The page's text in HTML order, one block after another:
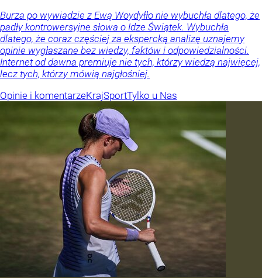
Burza po wywiadzie z Ewą Woydyłło nie wybuchła dlatego, że
padły kontrowersyjne słowa o Idze Świątek. Wybuchła
dlatego, że coraz częściej za ekspercką analizę uznajemy
opinie wygłaszane bez wiedzy, faktów i odpowiedzialności.
Internet od dawna premiuje nie tych, którzy wiedzą najwięcej,
lecz tych, którzy mówią najgłośniej.
Opinie i komentarzeKrajSportTylko u Nas